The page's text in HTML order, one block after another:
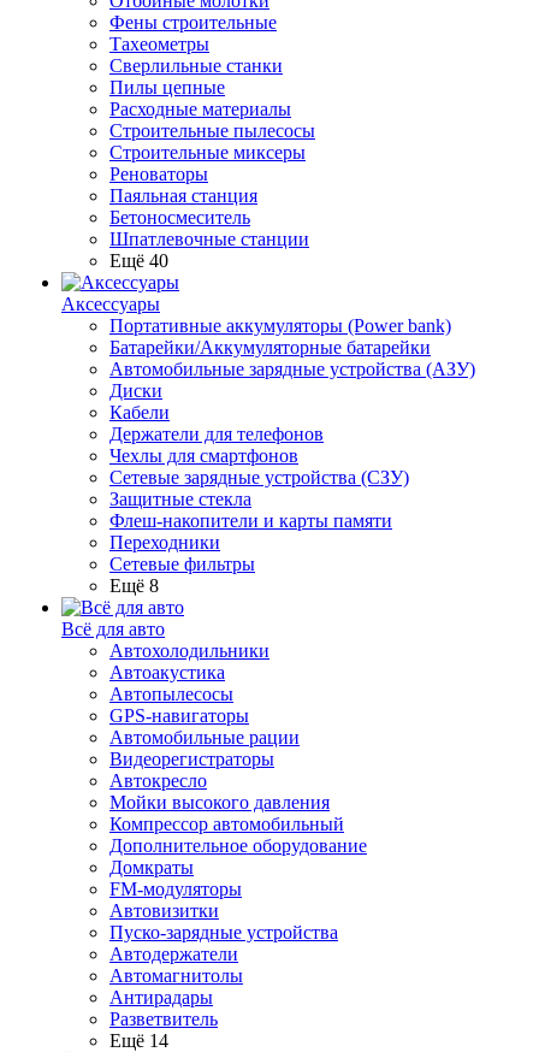
Фены строительные
Тахеометры
Сверлильные станки
Пилы цепные
Расходные материалы
Строительные пылесосы
Строительные миксеры
Реноваторы
Паяльная станция
Бетоносмеситель
Шпатлевочные станции
Ещё 40
Аксессуары
Портативные аккумуляторы (Power bank)
Батарейки/Аккумуляторные батарейки
Автомобильные зарядные устройства (АЗУ)
Диски
Кабели
Держатели для телефонов
Чехлы для смартфонов
Сетевые зарядные устройства (СЗУ)
Защитные стекла
Флеш-накопители и карты памяти
Переходники
Сетевые фильтры
Ещё 8
Всё для авто
Автохолодильники
Автоакустика
Автопылесосы
GPS-навигаторы
Автомобильные рации
Видеорегистраторы
Автокресло
Мойки высокого давления
Компрессор автомобильный
Дополнительное оборудование
Домкраты
FM-модуляторы
Автовизитки
Пуско-зарядные устройства
Автодержатели
Автомагнитолы
Антирадары
Разветвитель
Ещё 14